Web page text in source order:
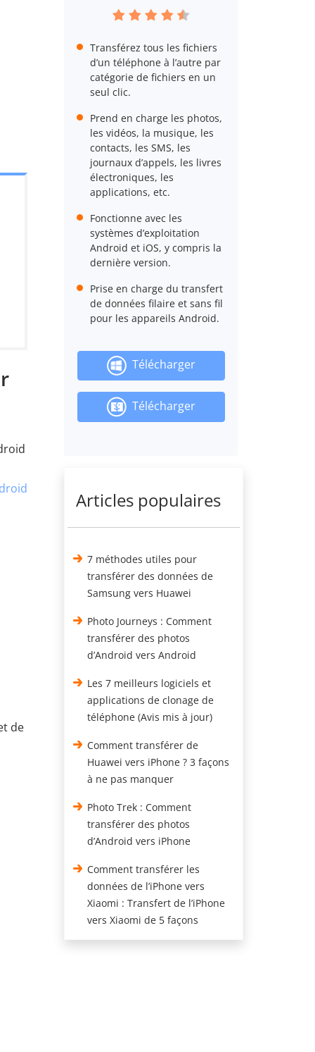
de
Transférez tous les fichiers
d’un téléphone à l’autre par
catégorie de fichiers en un
seul clic.
Prend en charge les photos,
les vidéos, la musique, les
contacts, les SMS, les
journaux d’appels, les livres
électroniques, les
applications, etc.
Fonctionne avec les
systèmes d’exploitation
Android et iOS, y compris la
dernière version.
Prise en charge du transfert
de données filaire et sans fil
pour les appareils Android.
Télécharger
Télécharger
Articles populaires
7 méthodes utiles pour
transférer des données de
Samsung vers Huawei
Photo Journeys : Comment
transférer des photos
d’Android vers Android
Les 7 meilleurs logiciels et
applications de clonage de
téléphone (Avis mis à jour)
Comment transférer de
Huawei vers iPhone ? 3 façons
à ne pas manquer
Photo Trek : Comment
transférer des photos
d’Android vers iPhone
Comment transférer les
données de l’iPhone vers
Xiaomi : Transfert de l’iPhone
vers Xiaomi de 5 façons